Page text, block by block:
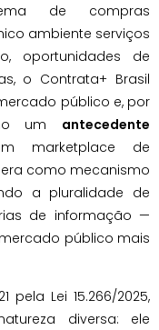
de compras
ambiente serviços
oportunidades de
o Contrata+ Brasil
público e, por
um antecedente
marketplace de
como mecanismo
a pluralidade de
de informação —
público mais
pela Lei 15.266/2025,
diversa: ele